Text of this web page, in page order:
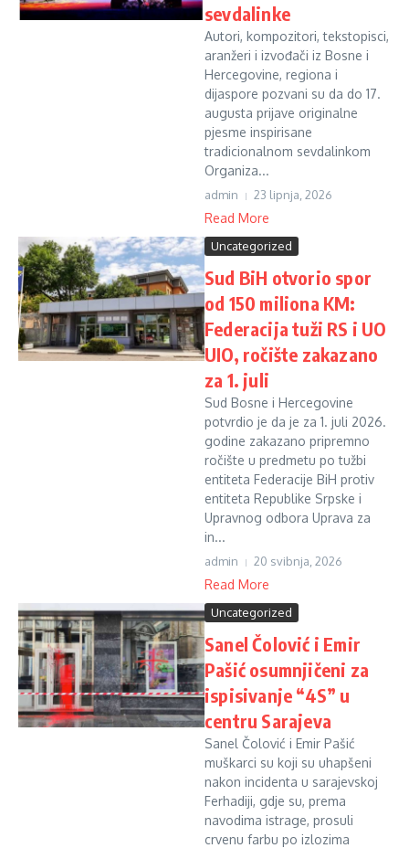
sevdalinke
Autori, kompozitori, tekstopisci,
aranžeri i izvođači iz Bosne i
Hercegovine, regiona i
dijaspore pozvani su da do 17.
augusta prijave originalne
pjesme inspirisane
tradicionalnom sevdalinkom
Organiza...
admin 23 lipnja, 2026
Read More
Uncategorized
Sud BiH otvorio spor
od 150 miliona KM:
Federacija tuži RS i UO
UIO, ročište zakazano
za 1. juli
Sud Bosne i Hercegovine
potvrdio je da je za 1. juli 2026.
godine zakazano pripremno
ročište u predmetu po tužbi
entiteta Federacije BiH protiv
entiteta Republike Srpske i
Upravnog odbora Uprava za
in...
admin 20 svibnja, 2026
Read More
Uncategorized
Sanel Čolović i Emir
Pašić osumnjičeni za
ispisivanje “4S” u
centru Sarajeva
Sanel Čolović i Emir Pašić
muškarci su koji su uhapšeni
nakon incidenta u sarajevskoj
Ferhadiji, gdje su, prema
navodima istrage, prosuli
crvenu farbu po izlozima